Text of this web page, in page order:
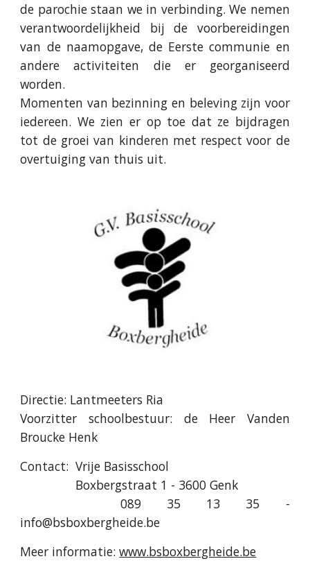
de parochie staan we in verbinding. We nemen
verantwoordelijkheid bij de voorbereidingen
van de naamopgave, de Eerste communie en
andere activiteiten die er georganiseerd
worden.
Momenten van bezinning en beleving zijn voor
iedereen. We zien er op toe dat ze bijdragen
tot de groei van kinderen met respect voor de
overtuiging van thuis uit.
Directie: Lantmeeters Ria
Voorzitter schoolbestuur: de Heer Vanden
Broucke Henk
Contact: Vrije Basisschool
Boxbergstraat 1 - 3600 Genk
089 35 13 35 -
info@bsboxbergheide.be
Meer informatie:www.bsboxbergheide.be